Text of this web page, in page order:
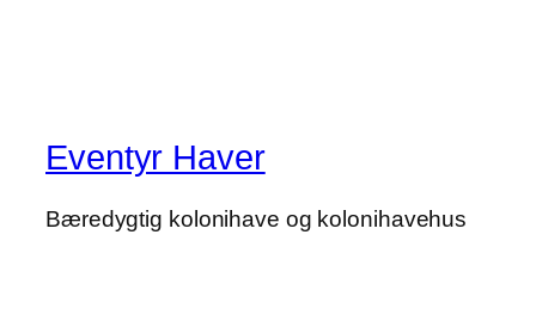
Eventyr Haver
Bæredygtig kolonihave og kolonihavehus